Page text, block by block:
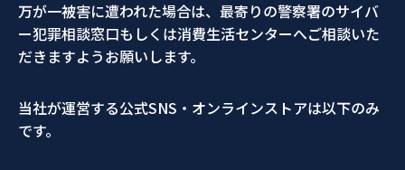
万が一被害に遭われた場合は、最寄りの警察署のサイバ
ー犯罪相談窓口もしくは消費生活センターへご相談いた
だきますようお願いします。
当社が運営する公式SNS・オンラインストアは以下のみ
です。